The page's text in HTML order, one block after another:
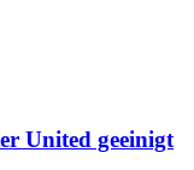
United geeinigt